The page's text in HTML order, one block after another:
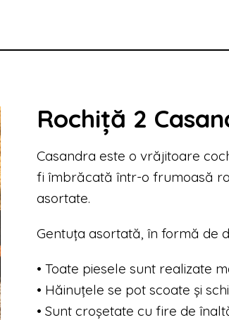
Rochiță 2
Casandra este o vrăjitoare
fi îmbrăcată într-o frumoasă
asortate.
Gentuța asortată, în formă de
• Toate piesele sunt realizate
• Hăinuțele se pot scoate și
• Sunt croșetate cu fire de